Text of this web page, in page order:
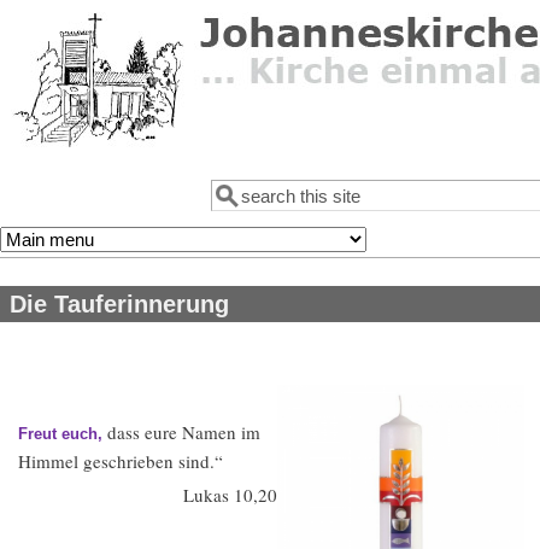
Direkt zum Inhalt
Suchformular
Suche
Die Tauferinnerung
Freut euch, dass eure Namen im
Himmel geschrieben sind.“
Lukas 10,20